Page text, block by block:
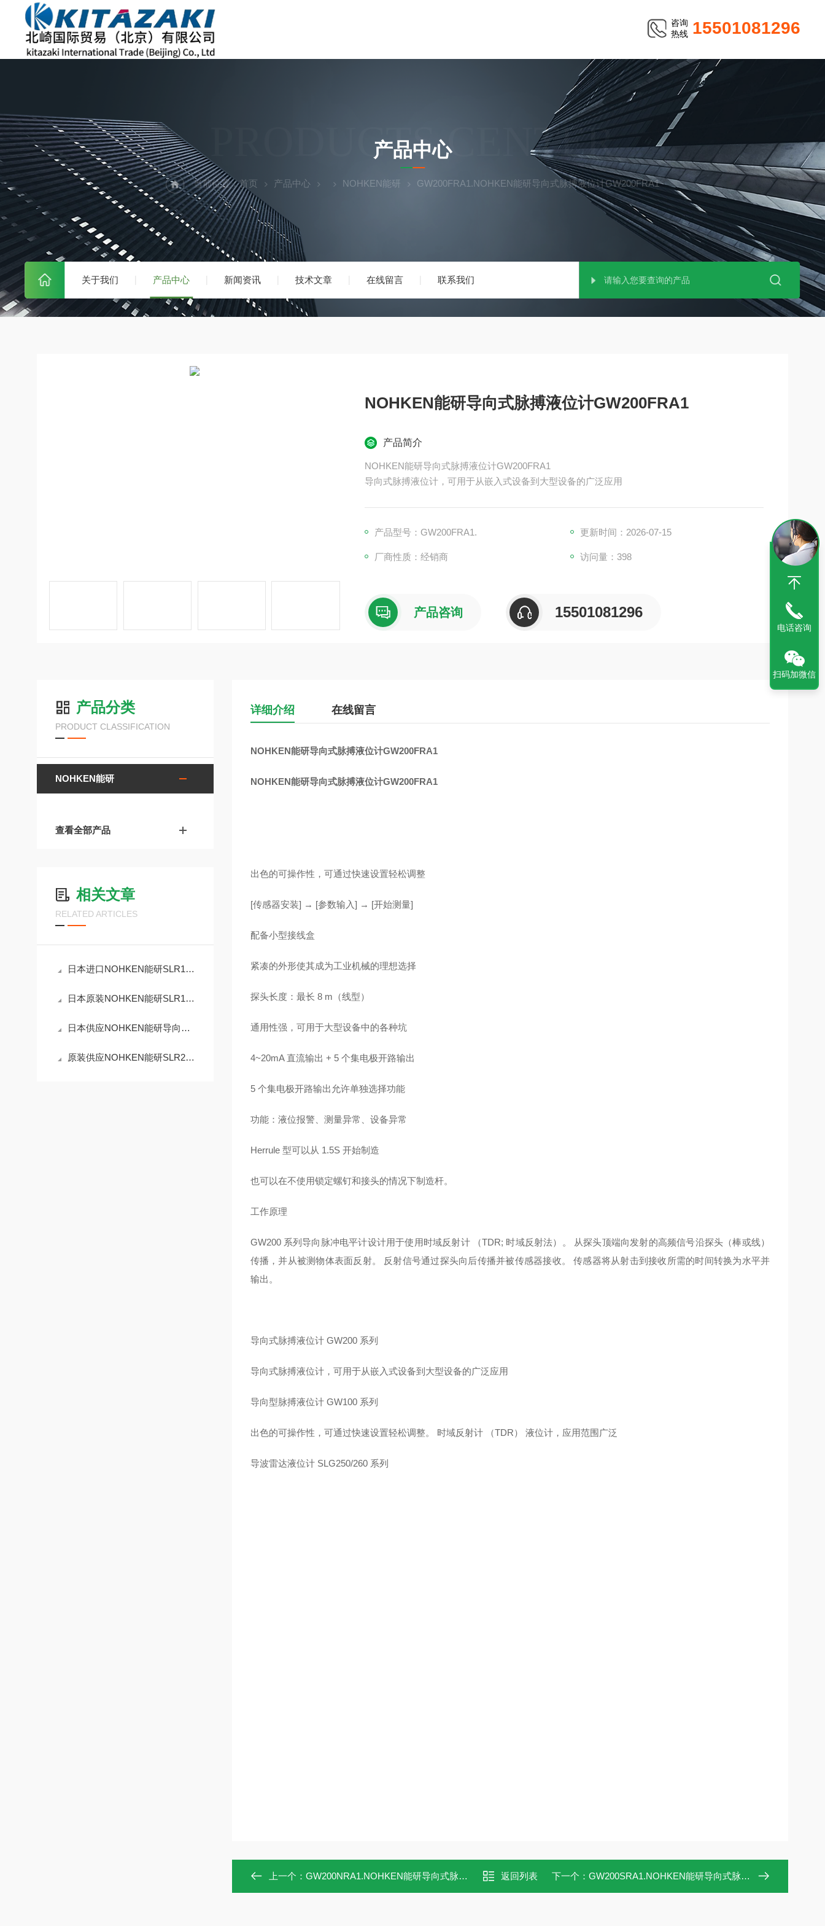
咨询
热线 15501081296
关于我们 产品中心 新闻资讯 技术文章 在线留言 联系我们
PRODUCTS CENTER
产品中心
当前位置：首页 产品中心 NOHKEN能研 GW200FRA1.NOHKEN能研导向式脉搏液位计GW200FRA1
NOHKEN能研导向式脉搏液位计GW200FRA1
产品简介
NOHKEN能研导向式脉搏液位计GW200FRA1
导向式脉搏液位计，可用于从嵌入式设备到大型设备的广泛应用
产品型号：GW200FRA1. 更新时间：2026-07-15
厂商性质：经销商 访问量：398
产品咨询 15501081296
产品分类
PRODUCT CLASSIFICATION
NOHKEN能研
查看全部产品
相关文章
RELATED ARTICLES
日本进口NOHKEN能研SLR120XG毫米波雷达液位计
日本原装NOHKEN能研SLR150E毫米波雷达液位计
日本供应NOHKEN能研导向式脉搏液位计GW200FWT1
原装供应NOHKEN能研SLR200L-XP微波液位计
详细介绍 在线留言
NOHKEN能研导向式脉搏液位计GW200FRA1
NOHKEN能研导向式脉搏液位计GW200FRA1
出色的可操作性，可通过快速设置轻松调整
[传感器安装] → [参数输入] → [开始测量]
配备小型接线盒
紧凑的外形使其成为工业机械的理想选择
探头长度：最长 8 m（线型）
通用性强，可用于大型设备中的各种坑
4~20mA 直流输出 + 5 个集电极开路输出
5 个集电极开路输出允许单独选择功能
功能：液位报警、测量异常、设备异常
Herrule 型可以从 1.5S 开始制造
也可以在不使用锁定螺钉和接头的情况下制造杆。
工作原理
GW200 系列导向脉冲电平计设计用于使用时域反射计 （TDR; 时域反射法）。 从探头顶端向发射的高频信号沿探头（棒或线）
传播，并从被测物体表面反射。 反射信号通过探头向后传播并被传感器接收。 传感器将从射击到接收所需的时间转换为水平并
输出。
导向式脉搏液位计 GW200 系列
导向式脉搏液位计，可用于从嵌入式设备到大型设备的广泛应用
导向型脉搏液位计 GW100 系列
出色的可操作性，可通过快速设置轻松调整。 时域反射计 （TDR） 液位计，应用范围广泛
导波雷达液位计 SLG250/260 系列
上一个： GW200NRA1.NOHKEN能研导向式脉搏液位计GW200NRA1 返回列表 下一个： GW200SRA1.NOHKEN能研导向式脉搏液位计GW200SRA1
电话咨询
扫码加微信